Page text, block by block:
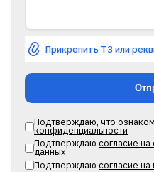
Прикрепить ТЗ или
Подтверждаю, что
конфиденциальности
Подтверждаю согласие
данных
Подтверждаю согласие